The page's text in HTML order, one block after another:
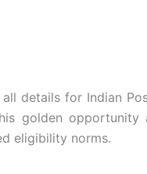
all details for Indian
golden
eligibility norms.